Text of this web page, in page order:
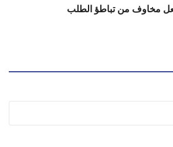
مخاوف من تباطؤ الطلب